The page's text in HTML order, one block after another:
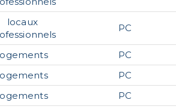
locaux
PC
PC
PC
PC